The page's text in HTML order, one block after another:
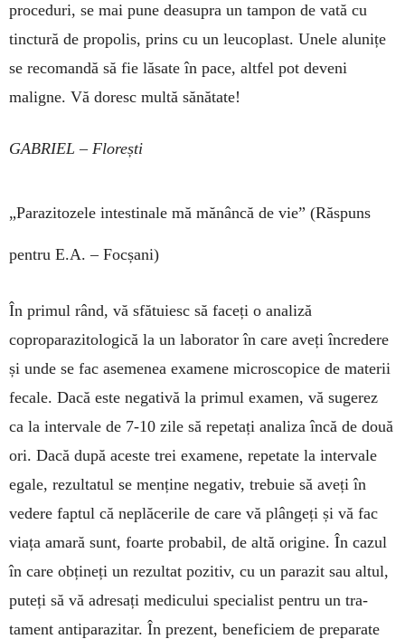
proceduri, se mai pune deasupra un tampon de vată cu
tinc­tură de propolis, prins cu un leucoplast. Unele alu­nițe
se recomandă să fie lăsate în pace, altfel pot deveni
maligne. Vă doresc multă să­nătate!
GABRIEL – Florești
„Parazitozele intestinale mă mănâncă de vie” (Răspuns
pentru E.A. – Focșani)
În primul rând, vă sfătuiesc să faceți o analiză
coproparazitologică la un laborator în care aveți încredere
și unde se fac asemenea examene microscopice de materii
fecale. Dacă este negativă la primul examen, vă sugerez
ca la intervale de 7-10 zile să repetați analiza încă de două
ori. Dacă după aceste trei examene, repetate la in­ter­vale
egale, rezultatul se menține negativ, trebuie să aveți în
vedere faptul că neplăcerile de care vă plângeți și vă fac
viața amară sunt, foarte probabil, de altă origine. În cazul
în care obțineți un rezultat pozitiv, cu un parazit sau al­tul,
puteți să vă adresați medicului specialist pentru un tra­
tament antiparazitar. În prezent, beneficiem de pre­pa­rate